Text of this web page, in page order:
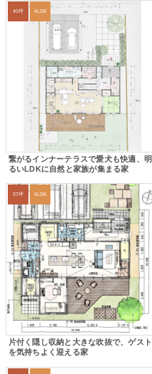
40坪 4LDK
繋がるインナーテラスで愛犬も快適、明
るいLDKに自然と家族が集まる家
37坪 4LDK
片付く隠し収納と大きな吹抜で、ゲスト
を気持ちよく迎える家